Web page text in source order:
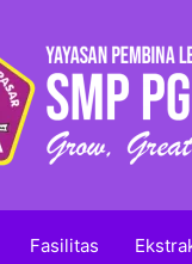
Fasilitas